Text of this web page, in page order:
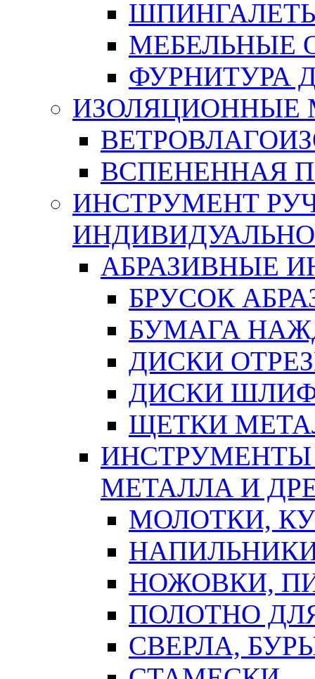
МЕБЕЛЬНЫЕ
ФУРНИТУРА
ИЗОЛЯЦИОННЫЕ
ВСПЕНЕННАЯ
ИНСТРУМЕНТ
АБРАЗИВНЫЕ
БРУСОК
БУМАГА
ДИСКИ
ДИСКИ
ЩЕТКИ
ИНСТРУМЕНТЫ
МЕТАЛЛА И
МОЛОТКИ,
НОЖОВКИ,
ПОЛОТНО
СВЕРЛА,